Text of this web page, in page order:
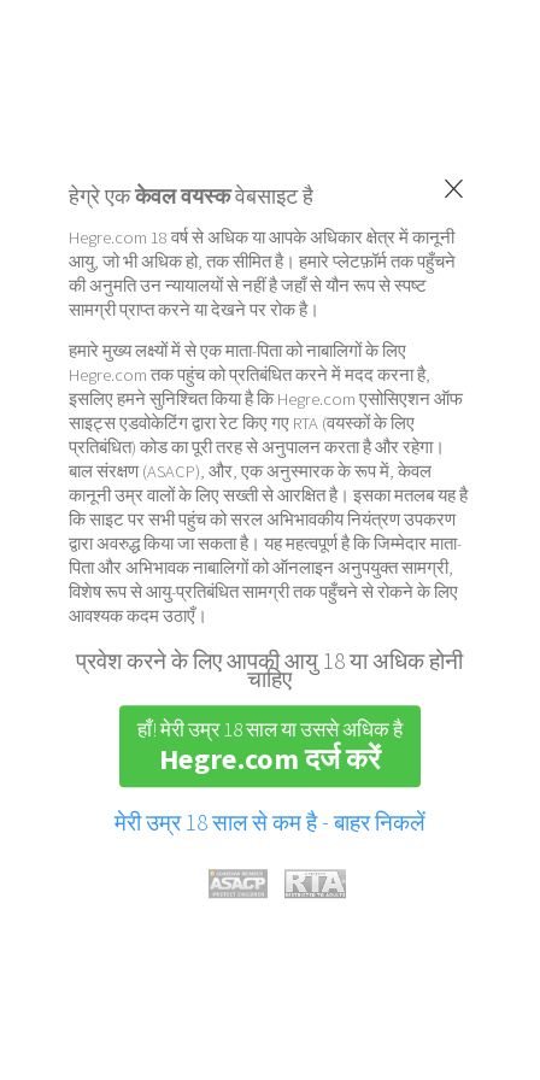
×
हेग्रे एककेवल वयस्कवेबसाइट है
Hegre.com 18 वर्ष से अधिक या आपके अधिकार क्षेत्र में कानूनी
आयु, जो भी अधिक हो, तक सीमित है। हमारे प्लेटफ़ॉर्म तक पहुँचने
की अनुमति उन न्यायालयों से नहीं है जहाँ से यौन रूप से स्पष्ट
सामग्री प्राप्त करने या देखने पर रोक है।
हमारे मुख्य लक्ष्यों में से एक माता-पिता को नाबालिगों के लिए
Hegre.com तक पहुंच को प्रतिबंधित करने में मदद करना है,
इसलिए हमने सुनिश्चित किया है कि Hegre.com एसोसिएशन ऑफ
साइट्स एडवोकेटिंग द्वारा रेट किए गए RTA (वयस्कों के लिए
प्रतिबंधित) कोड का पूरी तरह से अनुपालन करता है और रहेगा।
बाल संरक्षण (ASACP), और, एक अनुस्मारक के रूप में, केवल
कानूनी उम्र वालों के लिए सख्ती से आरक्षित है। इसका मतलब यह है
कि साइट पर सभी पहुंच को सरल अभिभावकीय नियंत्रण उपकरण
द्वारा अवरुद्ध किया जा सकता है। यह महत्वपूर्ण है कि जिम्मेदार माता-
पिता और अभिभावक नाबालिगों को ऑनलाइन अनुपयुक्त सामग्री,
विशेष रूप से आयु-प्रतिबंधित सामग्री तक पहुँचने से रोकने के लिए
आवश्यक कदम उठाएँ।
प्रवेश करने के लिए आपकी आयु 18 या अधिक होनी
चाहिए
हाँ! मेरी उम्र 18 साल या उससे अधिक है
Hegre.com दर्ज करें
मेरी उम्र 18 साल से कम है - बाहर निकलें